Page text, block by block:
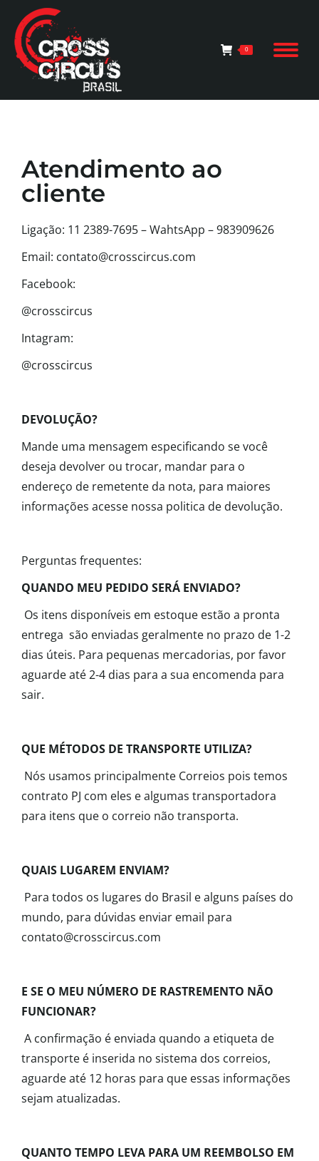
0
Atendimento ao
cliente
Ligação: 11 2389-7695 – WahtsApp – 983909626
Email: contato@crosscircus.com
Facebook:
@crosscircus
Intagram:
@crosscircus
DEVOLUÇÃO?
Mande uma mensagem especificando se você
deseja devolver ou trocar, mandar para o
endereço de remetente da nota, para maiores
informações acesse nossa politica de devolução.
Perguntas frequentes:
QUANDO MEU PEDIDO SERÁ ENVIADO?
Os itens disponíveis em estoque estão a pronta
entrega são enviadas geralmente no prazo de 1-2
dias úteis. Para pequenas mercadorias, por favor
aguarde até 2-4 dias para a sua encomenda para
sair.
QUE MÉTODOS DE TRANSPORTE UTILIZA?
Nós usamos principalmente Correios pois temos
contrato PJ com eles e algumas transportadora
para itens que o correio não transporta.
QUAIS LUGAREM ENVIAM?
Para todos os lugares do Brasil e alguns países do
mundo, para dúvidas enviar email para
contato@crosscircus.com
E SE O MEU NÚMERO DE RASTREMENTO NÃO
FUNCIONAR?
A confirmação é enviada quando a etiqueta de
transporte é inserida no sistema dos correios,
aguarde até 12 horas para que essas informações
sejam atualizadas.
QUANTO TEMPO LEVA PARA UM REEMBOLSO EM